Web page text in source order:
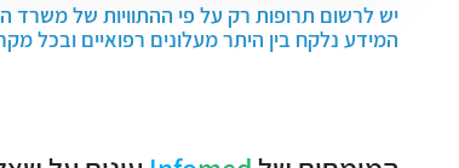
יש לרשום תרופות רק על פי ההתוויות של משרד
המידע נלקח בין היתר מעלונים רפואיים ובכל